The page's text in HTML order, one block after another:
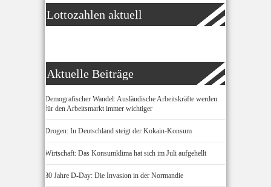
Lottozahlen aktuell
Aktuelle Beiträge
Demografischer Wandel: Ausländische Arbeitskräfte werden
für den Arbeitsmarkt immer wichtiger
Drogen: In Deutschland steigt der Kokain-Konsum
Wirtschaft: Das Konsumklima hat sich im Juli aufgehellt
80 Jahre D-Day: Die Invasion in der Normandie